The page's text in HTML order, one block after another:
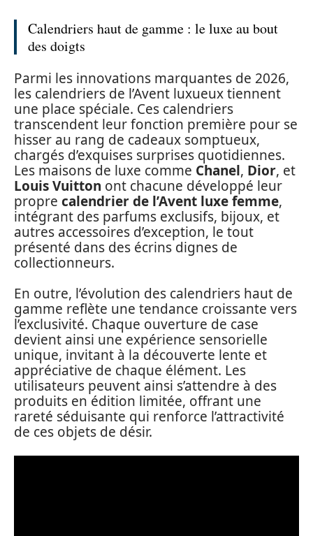
Calendriers haut de gamme : le luxe au bout
des doigts
Parmi les innovations marquantes de 2026,
les calendriers de l’Avent luxueux tiennent
une place spéciale. Ces calendriers
transcendent leur fonction première pour se
hisser au rang de cadeaux somptueux,
chargés d’exquises surprises quotidiennes.
Les maisons de luxe comme Chanel, Dior, et
Louis Vuitton ont chacune développé leur
propre calendrier de l’Avent luxe femme,
intégrant des parfums exclusifs, bijoux, et
autres accessoires d’exception, le tout
présenté dans des écrins dignes de
collectionneurs.
En outre, l’évolution des calendriers haut de
gamme reflète une tendance croissante vers
l’exclusivité. Chaque ouverture de case
devient ainsi une expérience sensorielle
unique, invitant à la découverte lente et
appréciative de chaque élément. Les
utilisateurs peuvent ainsi s’attendre à des
produits en édition limitée, offrant une
rareté séduisante qui renforce l’attractivité
de ces objets de désir.